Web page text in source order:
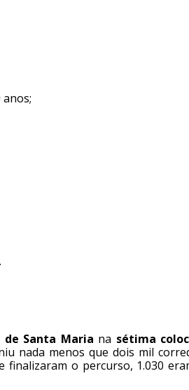
de Santa Maria na sétima
nada menos que dois mil
o percurso, 1.030